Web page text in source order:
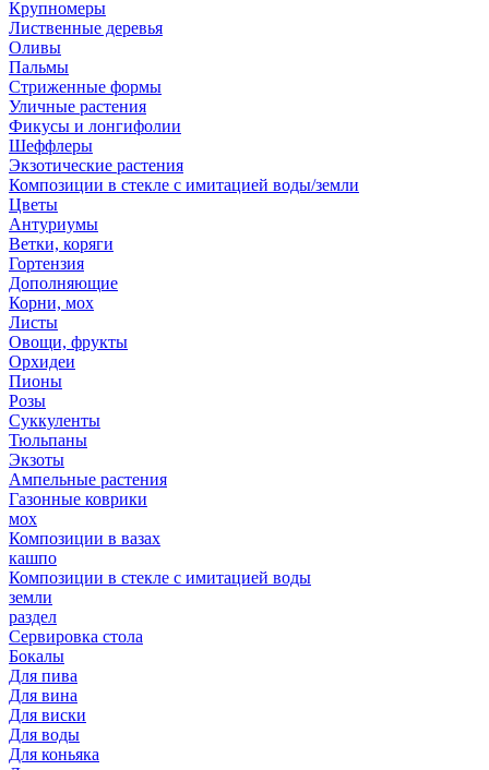
Крупномеры
Лиственные деревья
Оливы
Пальмы
Стриженные формы
Уличные растения
Фикусы и лонгифолии
Шеффлеры
Экзотические растения
Композиции в стекле с имитацией воды/земли
Цветы
Антуриумы
Ветки, коряги
Гортензия
Дополняющие
Корни, мох
Листы
Овощи, фрукты
Орхидеи
Пионы
Розы
Суккуленты
Тюльпаны
Экзоты
Ампельные растения
Газонные коврики
мох
Композиции в вазах
кашпо
Композиции в стекле с имитацией воды
земли
раздел
Сервировка стола
Бокалы
Для пива
Для вина
Для виски
Для воды
Для коньяка